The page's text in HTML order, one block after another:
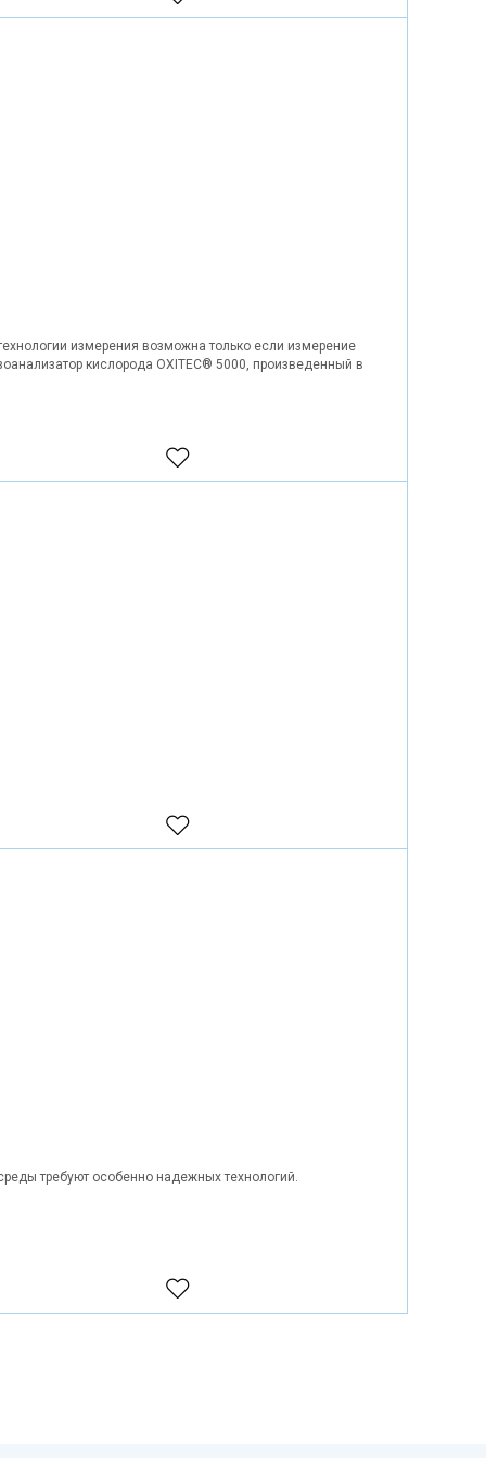
измерения возможна только если измерение
кислорода OXITEC® 5000, произведенный в
требуют особенно надежных технологий.